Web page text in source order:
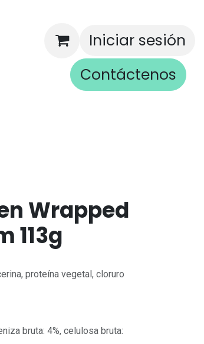
Iniciar sesión
Contáctenos
Wrapped
113g
proteína vegetal, cloruro
bruta: 4%, celulosa bruta: